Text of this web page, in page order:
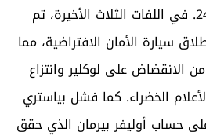
ونفذ العقوبة في اللفة 24. في اللفات الثلاث الأخيرة، تم
سيارة الأمان الافتراضية، مما
الانقضاض على لوكلير وانتزاع
الخضراء. كما فشل بياستري
حساب أوليفر بيرمان الذي حقق